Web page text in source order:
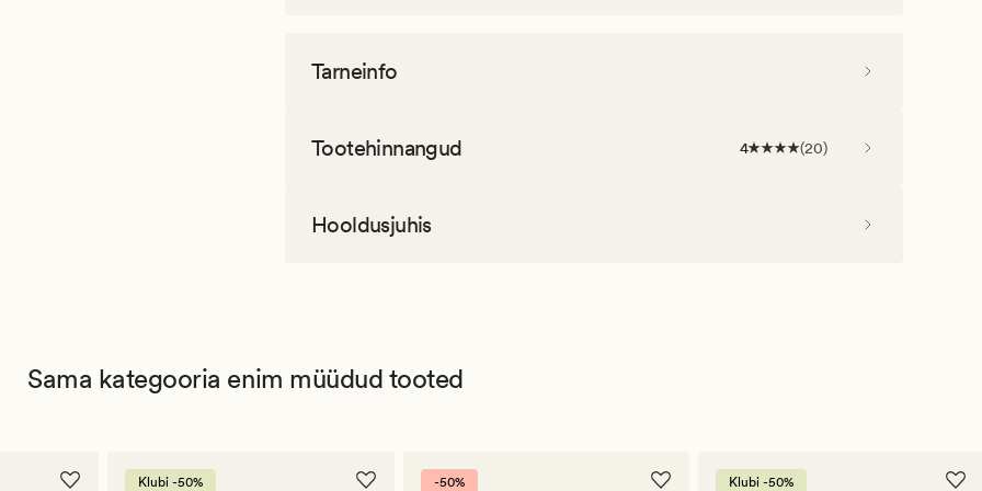
Tarneinfo
Tootehinnangud 4 (20)
Hooldusjuhis
Sama kategooria enim müüdud tooted
Klubi -50% -50% Klubi -50%